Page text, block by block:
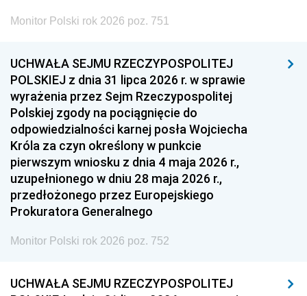
Monitor Polski rok 2026 poz. 751
UCHWAŁA SEJMU RZECZYPOSPOLITEJ
POLSKIEJ z dnia 31 lipca 2026 r. w sprawie
wyrażenia przez Sejm Rzeczypospolitej
Polskiej zgody na pociągnięcie do
odpowiedzialności karnej posła Wojciecha
Króla za czyn określony w punkcie
pierwszym wniosku z dnia 4 maja 2026 r.,
uzupełnionego w dniu 28 maja 2026 r.,
przedłożonego przez Europejskiego
Prokuratora Generalnego
Monitor Polski rok 2026 poz. 752
UCHWAŁA SEJMU RZECZYPOSPOLITEJ